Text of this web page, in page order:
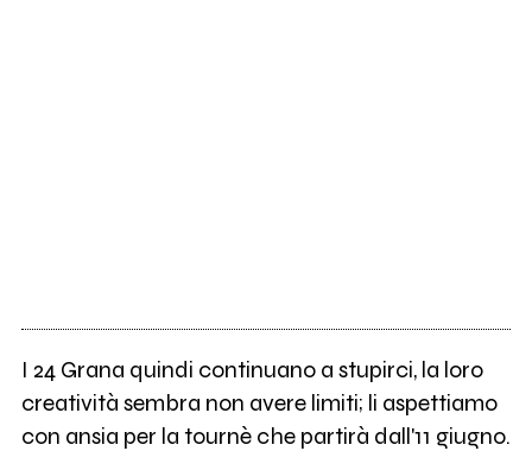
I 24 Grana quindi continuano a stupirci, la loro
creatività sembra non avere limiti; li aspettiamo
con ansia per la tournè che partirà dall'11 giugno.